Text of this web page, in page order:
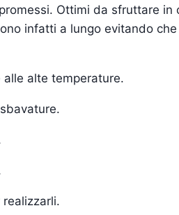
Ottimi da sfruttare in
infatti a lungo evitando
alle alte temperature.